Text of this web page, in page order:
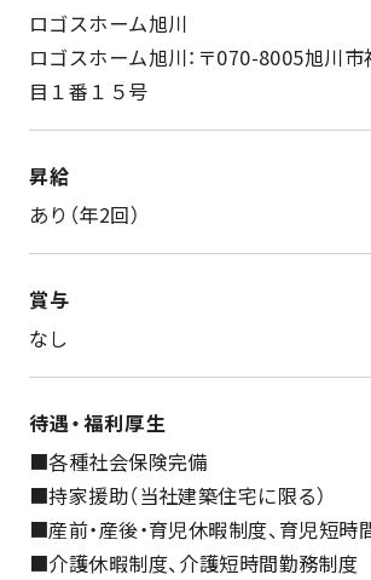
ロゴスホーム旭川
ロゴスホーム旭川：〒070-8005旭川
目１番１５号
昇給
あり（年2回）
賞与
なし
待遇・福利厚生
■各種社会保険完備
■持家援助（当社建築住宅に限る）
■産前・産後・育児休暇制度、育児短時
■介護休暇制度、介護短時間勤務制度